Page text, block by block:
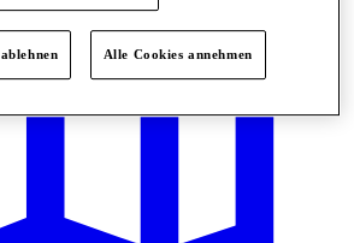
Alle Cookies annehmen